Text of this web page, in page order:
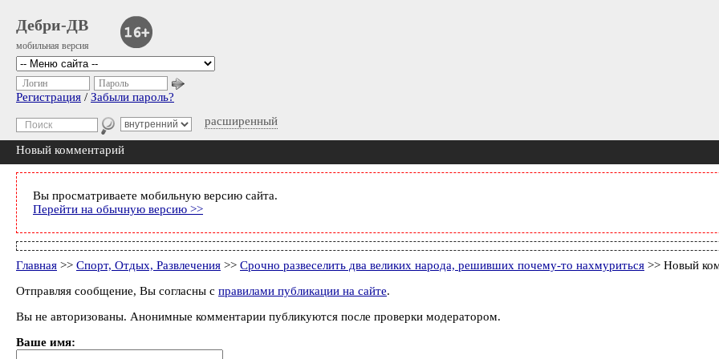
Дебри-ДВ
мобильная версия
расширенный
Логин Пароль
Регистрация / Забыли пароль?
Новый комментарий
Вы просматриваете мобильную версию сайта.
Перейти на обычную версию >>
Главная >> Спорт, Отдых, Развлечения >> Срочно развеселить два великих народа, решивших почему-то нахмуриться >> Новый
Отправляя сообщение, Вы согласны с правилами публикации на сайте.
Вы не авторизованы. Анонимные комментарии публикуются после проверки модератором.
Ваше имя: